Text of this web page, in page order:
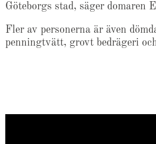
Göteborgs stad, säger domaren
Fler av personerna är även
penningtvätt, grovt bedrägeri